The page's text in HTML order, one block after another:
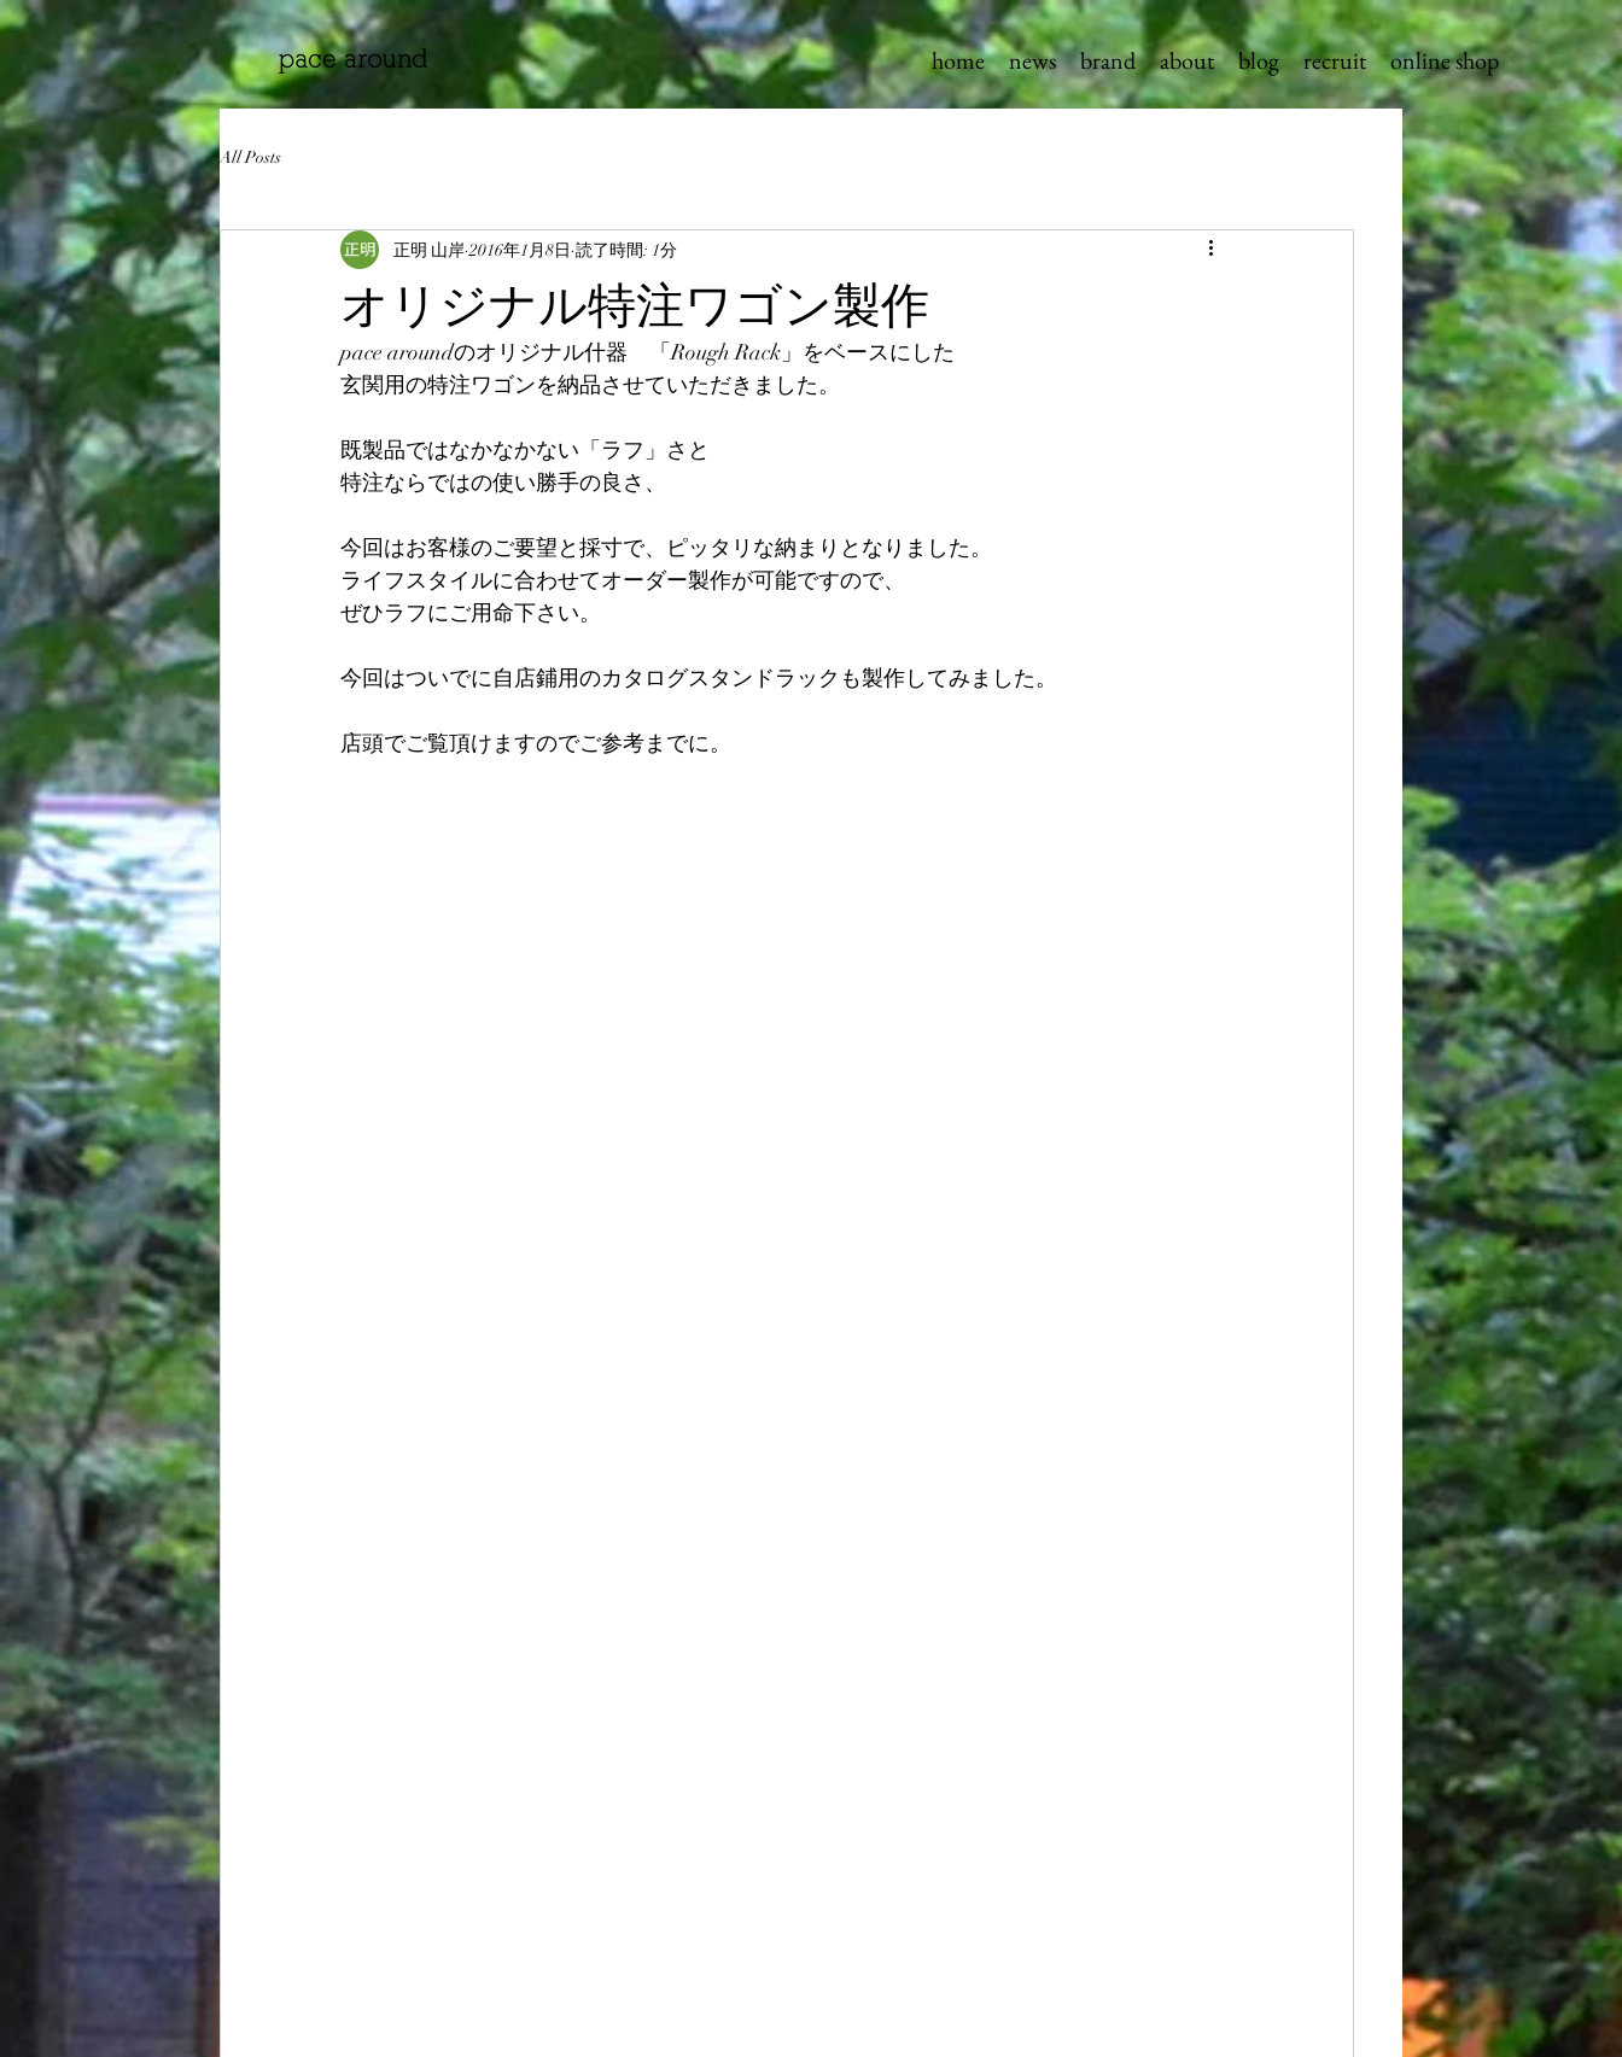
home news brand about blog recruit online shop
All Posts
オリジナル特注ワゴン製作
正明 山岸 2016年1月8日 読了時間: 1分
pace aroundのオリジナル什器　「Rough Rack」をベースにした
玄関用の特注ワゴンを納品させていただきました。
既製品ではなかなかない「ラフ」さと
特注ならではの使い勝手の良さ、
今回はお客様のご要望と採寸で、ピッタリな納まりとなりました。
ライフスタイルに合わせてオーダー製作が可能ですので、
ぜひラフにご用命下さい。
今回はついでに自店鋪用のカタログスタンドラックも製作してみました。
店頭でご覧頂けますのでご参考までに。